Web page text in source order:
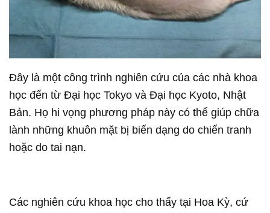
Đây là một công trình nghiên cứu của các nhà khoa
học đến từ Đại học Tokyo và Đại học Kyoto, Nhật
Bản. Họ hi vọng phương pháp này có thể giúp chữa
lành những khuôn mặt bị biến dạng do chiến tranh
hoặc do tai nạn.
Các nghiên cứu khoa học cho thấy tại Hoa Kỳ, cứ